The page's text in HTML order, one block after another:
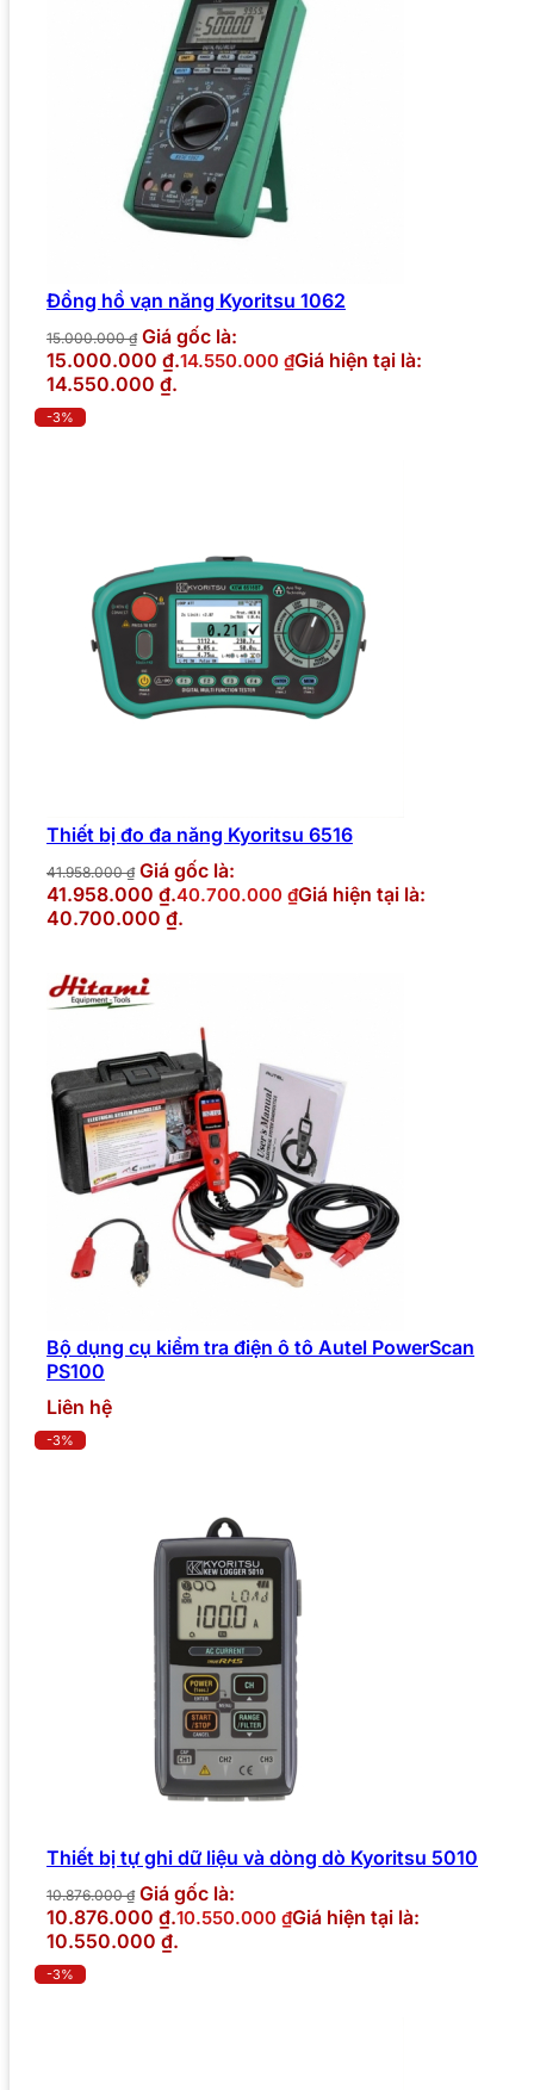
Đồng hồ vạn năng Kyoritsu 1062
15.000.000₫ Giá gốc là:
15.000.000 ₫.14.550.000 ₫Giá hiện tại là:
14.550.000 ₫.
-3%
Thiết bị đo đa năng Kyoritsu 6516
41.958.000₫ Giá gốc là:
41.958.000 ₫.40.700.000 ₫Giá hiện tại là:
40.700.000 ₫.
Bộ dụng cụ kiểm tra điện ô tô Autel PowerScan
PS100
Liên hệ
-3%
Thiết bị tự ghi dữ liệu và dòng dò Kyoritsu 5010
10.876.000₫ Giá gốc là:
10.876.000 ₫.10.550.000 ₫Giá hiện tại là:
10.550.000 ₫.
-3%